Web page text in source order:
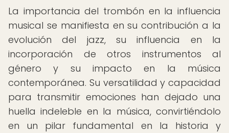
La importancia del trombón en la influencia
musical se manifiesta en su contribución a la
evolución del jazz, su influencia en la
incorporación de otros instrumentos al
género y su impacto en la música
contemporánea. Su versatilidad y capacidad
para transmitir emociones han dejado una
huella indeleble en la música, convirtiéndolo
en un pilar fundamental en la historia y